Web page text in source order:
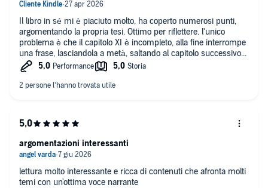
Il libro in sé mi è piaciuto molto, ha coperto numerosi punti,
argomentando la propria tesi. Ottimo per riflettere. l'unico
problema è che il capitolo XI è incompleto, alla fine interrompe
una frase, lasciandola a metà, saltando al capitolo successivo...
lettura molto interessante e ricca di contenuti che afronta molti
temi con un'ottima voce narrante
argomentazioni interessanti